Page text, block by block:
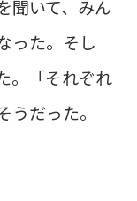
聞いて、みん
った。そし
。「それぞれ
だった。